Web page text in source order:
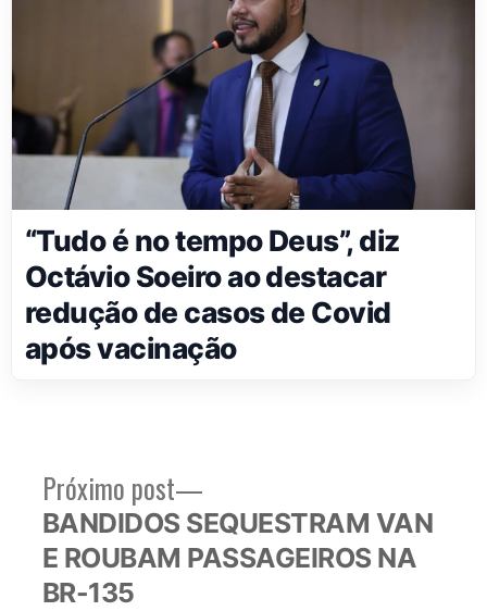
“Tudo é no tempo Deus”, diz
Octávio Soeiro ao destacar
redução de casos de Covid
após vacinação
Navegação
de
Post
Próximo post
Próximo
post:
BANDIDOS SEQUESTRAM VAN
E ROUBAM PASSAGEIROS NA
BR-135